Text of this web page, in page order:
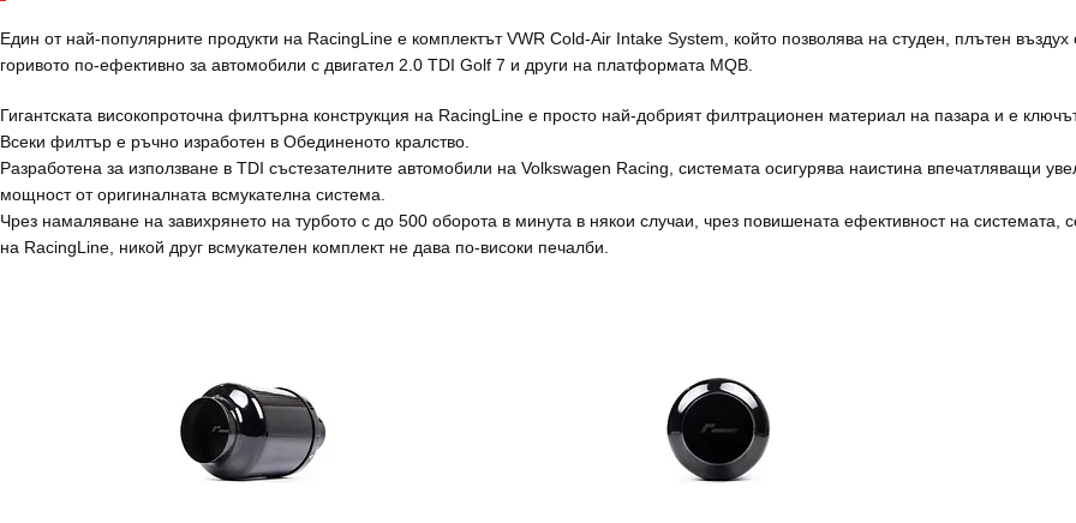
Един от най-популярните продукти на RacingLine е комплектът VWR Cold-Air Intake System, който позволява на студен, плътен
горивото по-ефективно за автомобили с двигател 2.0 TDI Golf 7 и други на платформата MQB.
Гигантската високопроточна филтърна конструкция на RacingLine е просто най-добрият филтрационен материал на пазара и е
Всеки филтър е ръчно изработен в Обединеното кралство.
Разработена за използване в TDI състезателните автомобили на Volkswagen Racing, системата осигурява наистина впечатляващи
мощност от оригиналната всмукателна система.
Чрез намаляване на завихрянето на турбото с до 500 оборота в минута в някои случаи, чрез повишената ефективност на системата,
на RacingLine, никой друг всмукателен комплект не дава по-високи печалби.